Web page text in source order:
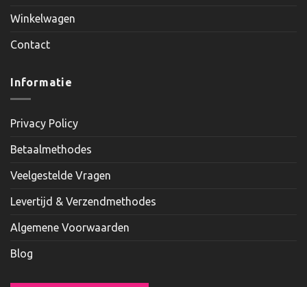
Winkelwagen
Contact
Informatie
Privacy Policy
Betaalmethodes
Veelgestelde Vragen
Levertijd & Verzendmethodes
Algemene Voorwaarden
Blog